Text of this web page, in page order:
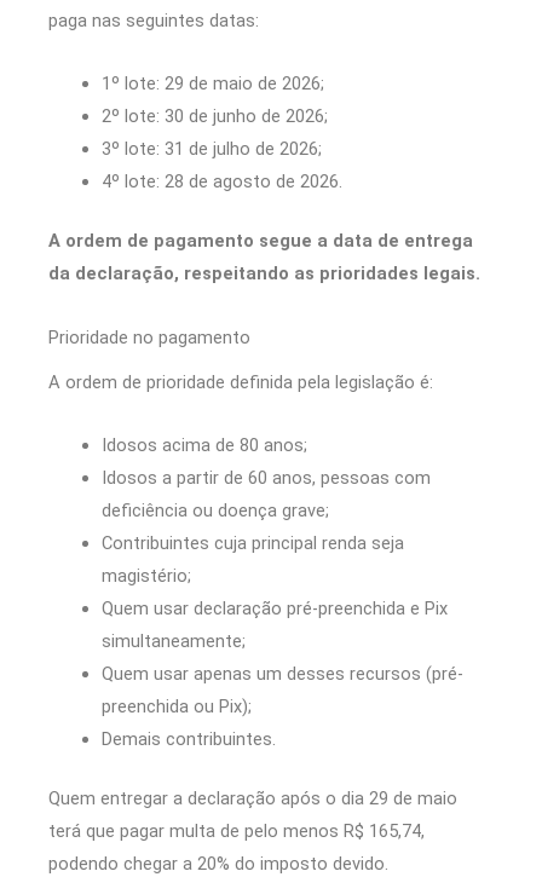
paga nas seguintes datas:
1º lote: 29 de maio de 2026;
2º lote: 30 de junho de 2026;
3º lote: 31 de julho de 2026;
4º lote: 28 de agosto de 2026.
A ordem de pagamento segue a data de entrega
da declaração, respeitando as prioridades legais.
Prioridade no pagamento
A ordem de prioridade definida pela legislação é:
Idosos acima de 80 anos;
Idosos a partir de 60 anos, pessoas com
deficiência ou doença grave;
Contribuintes cuja principal renda seja
magistério;
Quem usar declaração pré-preenchida e Pix
simultaneamente;
Quem usar apenas um desses recursos (pré-
preenchida ou Pix);
Demais contribuintes.
Quem entregar a declaração após o dia 29 de maio
terá que pagar multa de pelo menos R$ 165,74,
podendo chegar a 20% do imposto devido.